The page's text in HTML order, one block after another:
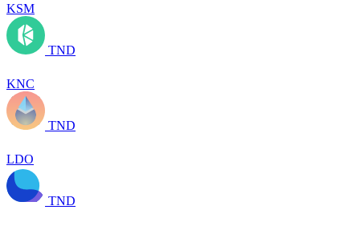
KSM
TND
KNC
TND
LDO
TND